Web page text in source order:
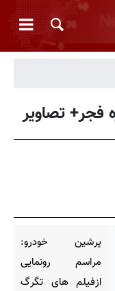
فجر+ تصاویر
پرشین خودرو:
مراسم رونمایی
ازفیلم های تگرگ